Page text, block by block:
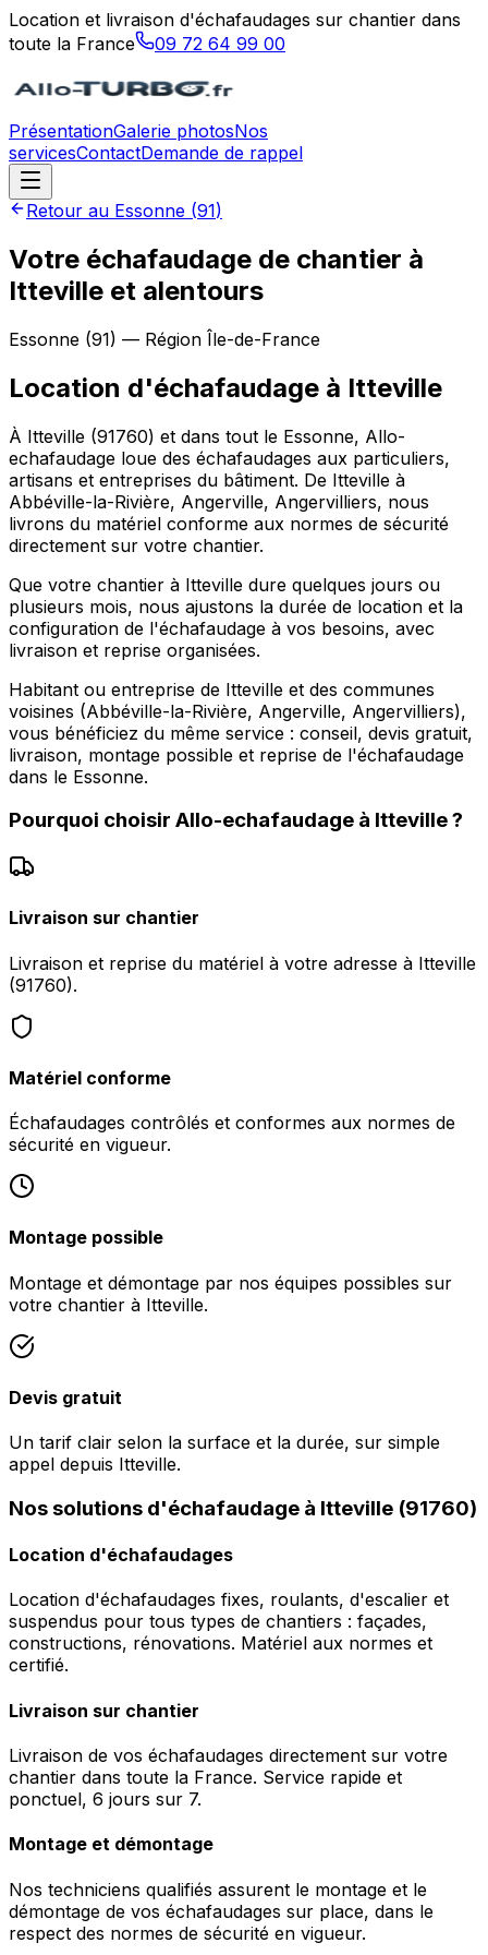
Location et livraison d'échafaudages sur chantier dans
toute la France
09 72 64 99 00
PrésentationGalerie photosNos
servicesContactDemande de rappel
Retour au Essonne (91)
Votre échafaudage de chantier à
Itteville et alentours
Essonne (91) — Région Île-de-France
Location d'échafaudage à Itteville
À Itteville (91760) et dans tout le Essonne, Allo-
echafaudage loue des échafaudages aux particuliers,
artisans et entreprises du bâtiment. De Itteville à
Abbéville-la-Rivière, Angerville, Angervilliers, nous
livrons du matériel conforme aux normes de sécurité
directement sur votre chantier.
Que votre chantier à Itteville dure quelques jours ou
plusieurs mois, nous ajustons la durée de location et la
configuration de l'échafaudage à vos besoins, avec
livraison et reprise organisées.
Habitant ou entreprise de Itteville et des communes
voisines (Abbéville-la-Rivière, Angerville, Angervilliers),
vous bénéficiez du même service : conseil, devis gratuit,
livraison, montage possible et reprise de l'échafaudage
dans le Essonne.
Pourquoi choisir Allo-echafaudage à Itteville?
Livraison sur chantier
Livraison et reprise du matériel à votre adresse à Itteville
(91760).
Matériel conforme
Échafaudages contrôlés et conformes aux normes de
sécurité en vigueur.
Montage possible
Montage et démontage par nos équipes possibles sur
votre chantier à Itteville.
Devis gratuit
Un tarif clair selon la surface et la durée, sur simple
appel depuis Itteville.
Nos solutions d'échafaudage à Itteville (91760)
Location d'échafaudages
Location d'échafaudages fixes, roulants, d'escalier et
suspendus pour tous types de chantiers : façades,
constructions, rénovations. Matériel aux normes et
certifié.
Livraison sur chantier
Livraison de vos échafaudages directement sur votre
chantier dans toute la France. Service rapide et
ponctuel, 6 jours sur 7.
Montage et démontage
Nos techniciens qualifiés assurent le montage et le
démontage de vos échafaudages sur place, dans le
respect des normes de sécurité en vigueur.